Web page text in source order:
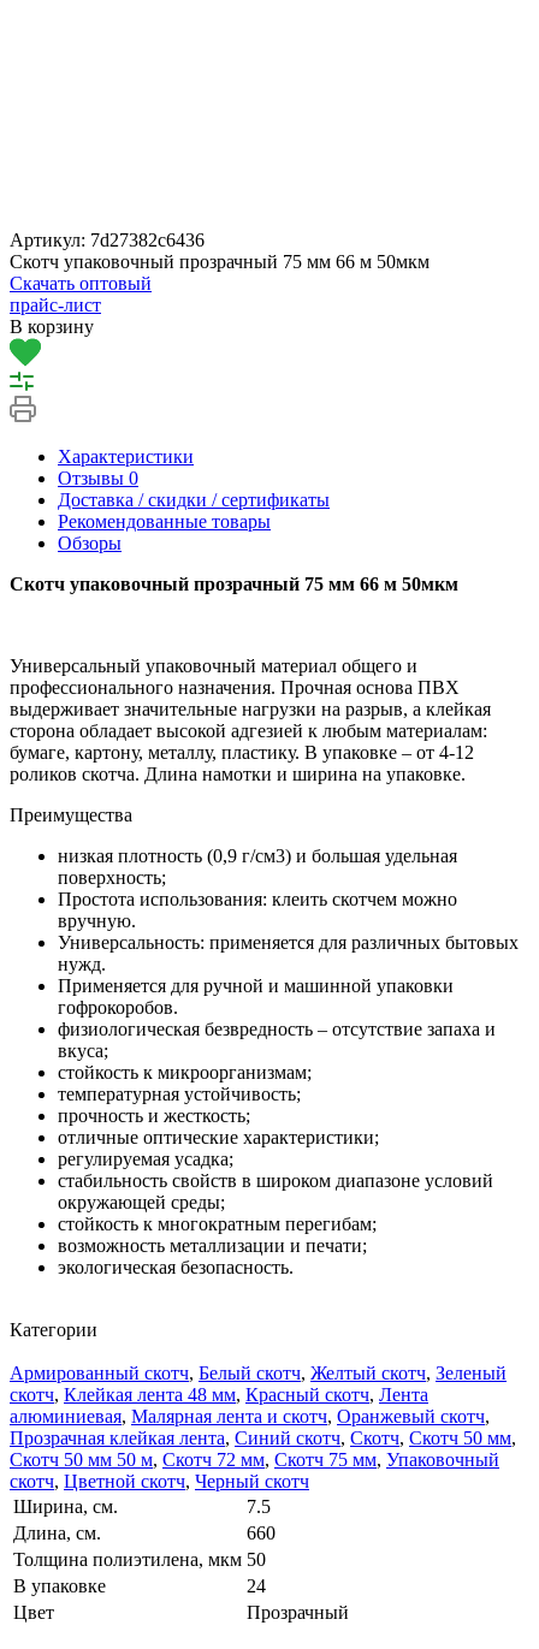
Артикул: 7d27382c6436
Скотч упаковочный прозрачный 75 мм 66 м 50мкм
Скачать оптовый
прайс-лист
В корзину
Характеристики
Отзывы 0
Доставка / скидки / сертификаты
Рекомендованные товары
Обзоры
Скотч упаковочный прозрачный 75 мм 66 м 50мкм
Универсальный упаковочный материал общего и
профессионального назначения. Прочная основа ПВХ
выдерживает значительные нагрузки на разрыв, а клейкая
сторона обладает высокой адгезией к любым материалам:
бумаге, картону, металлу, пластику. В упаковке – от 4-12
роликов скотча. Длина намотки и ширина на упаковке.
Преимущества
низкая плотность (0,9 г/см3) и большая удельная
поверхность;
Простота использования: клеить скотчем можно
вручную.
Универсальность: применяется для различных бытовых
нужд.
Применяется для ручной и машинной упаковки
гофрокоробов.
физиологическая безвредность – отсутствие запаха и
вкуса;
стойкость к микроорганизмам;
температурная устойчивость;
прочность и жесткость;
отличные оптические характеристики;
регулируемая усадка;
стабильность свойств в широком диапазоне условий
окружающей среды;
стойкость к многократным перегибам;
возможность металлизации и печати;
экологическая безопасность.
Категории
Армированный скотч, Белый скотч, Желтый скотч, Зеленый
скотч, Клейкая лента 48 мм, Красный скотч, Лента
алюминиевая, Малярная лента и скотч, Оранжевый скотч,
Прозрачная клейкая лента, Синий скотч, Скотч, Скотч 50 мм,
Скотч 50 мм 50 м, Скотч 72 мм, Скотч 75 мм, Упаковочный
скотч, Цветной скотч, Черный скотч
Ширина, см.
7.5
Длина, см.
660
Толщина полиэтилена, мкм 50
В упаковке
24
Цвет
Прозрачный